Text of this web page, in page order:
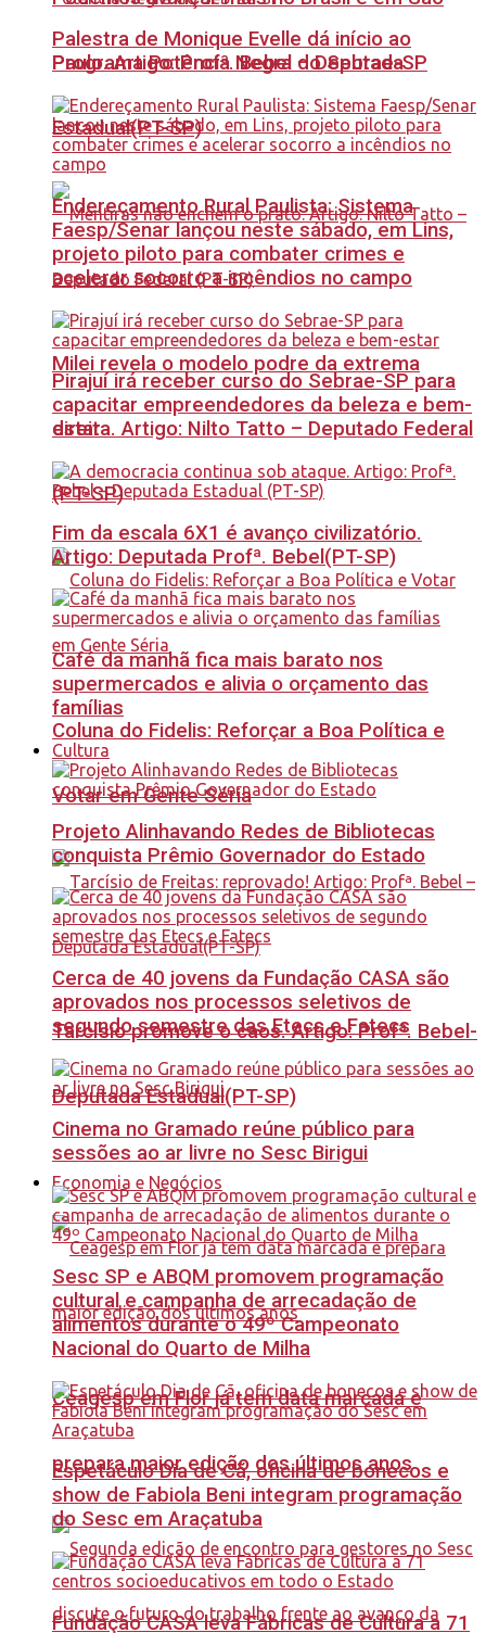
Paulo. Artigo: Profª. Bebel – Deputada
Estadual(PT-SP)
Milei revela o modelo podre da extrema
direita. Artigo: Nilto Tatto – Deputado Federal
(PT-SP)
Coluna do Fidelis: Reforçar a Boa Política e
Votar em Gente Séria
Tarcísio promove o caos. Artigo: Profª. Bebel-
Deputada Estadual(PT-SP)
Economia e Negócios
Ceagesp em Flor já tem data marcada e
prepara maior edição dos últimos anos
Palestra de Monique Evelle dá início ao
Programa Potência Negra do Sebrae-SP
Endereçamento Rural Paulista: Sistema
Faesp/Senar lançou neste sábado, em Lins,
projeto piloto para combater crimes e
acelerar socorro a incêndios no campo
Pirajuí irá receber curso do Sebrae-SP para
capacitar empreendedores da beleza e bem-
estar
Fim da escala 6X1 é avanço civilizatório.
Artigo: Deputada Profª. Bebel(PT-SP)
Café da manhã fica mais barato nos
supermercados e alivia o orçamento das
famílias
Cultura
Projeto Alinhavando Redes de Bibliotecas
conquista Prêmio Governador do Estado
Cerca de 40 jovens da Fundação CASA são
aprovados nos processos seletivos de
segundo semestre das Etecs e Fatecs
Cinema no Gramado reúne público para
sessões ao ar livre no Sesc Birigui
Sesc SP e ABQM promovem programação
cultural e campanha de arrecadação de
alimentos durante o 49º Campeonato
Nacional do Quarto de Milha
Espetáculo Dia de Cã, oficina de bonecos e
show de Fabiola Beni integram programação
do Sesc em Araçatuba
Fundação CASA leva Fábricas de Cultura a 71